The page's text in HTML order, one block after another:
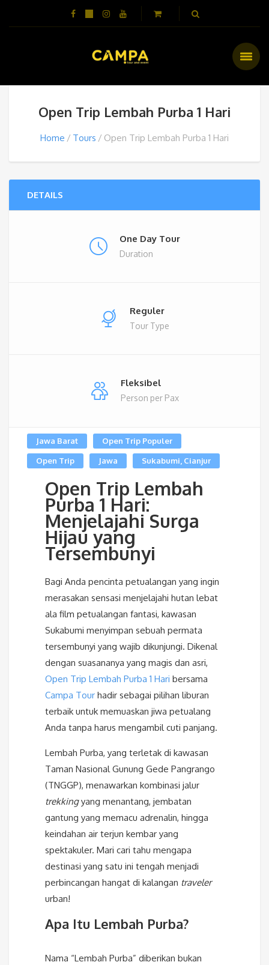
Open Trip Lembah Purba 1 Hari
Home Tours Open Trip Lembah Purba 1 Hari
DETAILS
One Day Tour
Duration
Reguler
Tour Type
Fleksibel
Person per Pax
Jawa Barat Open Trip Populer
Open Trip Jawa Sukabumi, Cianjur
Open Trip Lembah
Purba 1 Hari:
Menjelajahi Surga
Hijau yang
Tersembunyi
Bagi Anda pencinta petualangan yang ingin
merasakan sensasi menjelajahi hutan lebat
ala film petualangan fantasi, kawasan
Sukabumi menyimpan sebuah permata
tersembunyi yang wajib dikunjungi. Dikenal
dengan suasananya yang magis dan asri,
Open Trip Lembah Purba 1 Hari bersama
Campa Tour hadir sebagai pilihan liburan
terbaik untuk memuaskan jiwa petualang
Anda tanpa harus mengambil cuti panjang.
Lembah Purba, yang terletak di kawasan
Taman Nasional Gunung Gede Pangrango
(TNGGP), menawarkan kombinasi jalur
trekkingyang menantang, jembatan
gantung yang memacu adrenalin, hingga
keindahan air terjun kembar yang
spektakuler. Mari cari tahu mengapa
destinasi yang satu ini tengah menjadi
perbincangan hangat di kalangan traveler
urban!
Apa Itu Lembah Purba?
Nama “Lembah Purba” diberikan bukan